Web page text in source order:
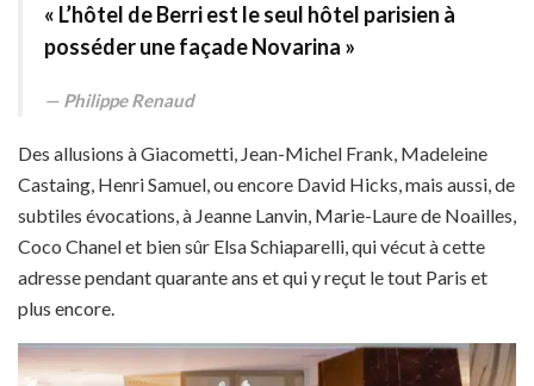
« L’hôtel de Berri est le seul hôtel parisien à
posséder une façade Novarina »
Philippe Renaud
Des allusions à Giacometti, Jean-Michel Frank, Madeleine
Castaing, Henri Samuel, ou encore David Hicks, mais aussi, de
subtiles évocations, à Jeanne Lanvin, Marie-Laure de Noailles,
Coco Chanel et bien sûr Elsa Schiaparelli, qui vécut à cette
adresse pendant quarante ans et qui y reçut le tout Paris et
plus encore.